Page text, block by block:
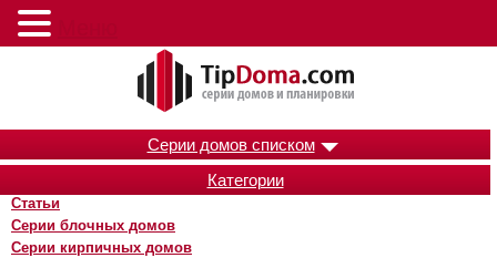
Серии домов списком
Категории
Статьи
Серии блочных домов
Серии кирпичных домов